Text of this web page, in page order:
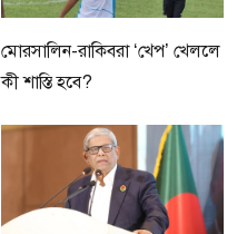
মোরসালিন-রাকিবরা ‘খেপ’ খেললে
কী শাস্তি হবে?